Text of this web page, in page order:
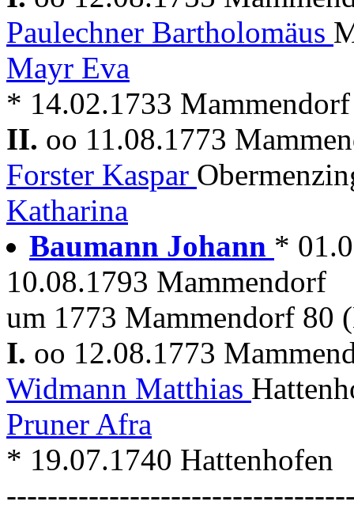
Paulechner Bartholomäus
Mayr Eva
* 14.02.1733
II. oo 11.08.1773
Forster Kaspar
Katharina
Baumann Johann *
10.08.1793 Mammendorf
um 1773 Mammendorf 80
I. oo 12.08.1773
Widmann Matthias
Pruner Afra
* 19.07.1740 Hattenhofen